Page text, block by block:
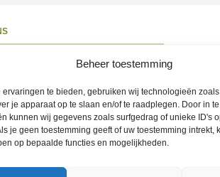
Beheer toestemming
ervaringen te bieden, gebruiken wij technologieën
je apparaat op te slaan en/of te raadplegen. Door in
kunnen wij gegevens zoals surfgedrag of unieke ID's
je geen toestemming geeft of uw toestemming intrekt,
op bepaalde functies en mogelijkheden.
opnemen
op Social